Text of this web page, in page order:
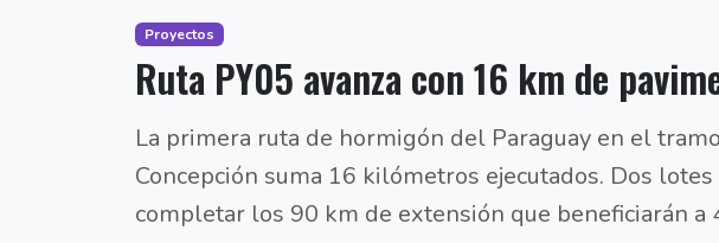
Proyectos
Ruta PY05 avanza con 16 km de
La primera ruta de hormigón del Paraguay en el
Concepción suma 16 kilómetros ejecutados. Dos
completar los 90 km de extensión que beneficiarán a